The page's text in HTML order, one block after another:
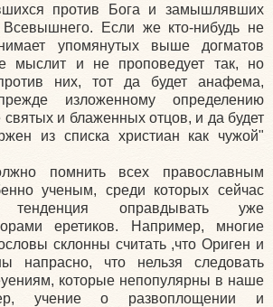
против Бога и замышлявших
Всевышнего. Если же кто-нибудь не
упомянутых выше догматов
мыслит и не проповедует так, но
них, тот да будет анафема,
изложенному определению
и блаженных отцов, и да будет
из списка христиан как чужой"
помнить всех православным
ученым, среди которых сейчас
тенденция оправдывать уже
еретиков. Например, многие
склонны считать ,что Ориген и
напрасно, что нельзя следовать
которые непопулярны в наше
учение о развоплощении и